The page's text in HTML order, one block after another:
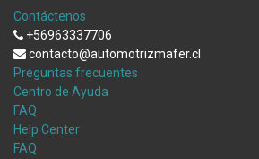
Contáctenos
+56963337706
contacto@automotrizmafer.cl
Preguntas frecuentes
Centro de Ayuda
FAQ
Help Center
FAQ